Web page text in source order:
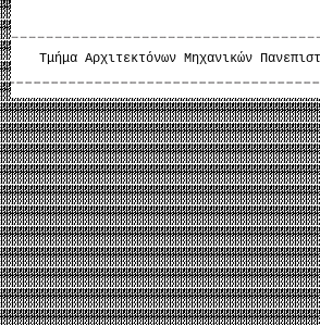
Τμήμα Αρχιτεκτόνων Μηχανικών